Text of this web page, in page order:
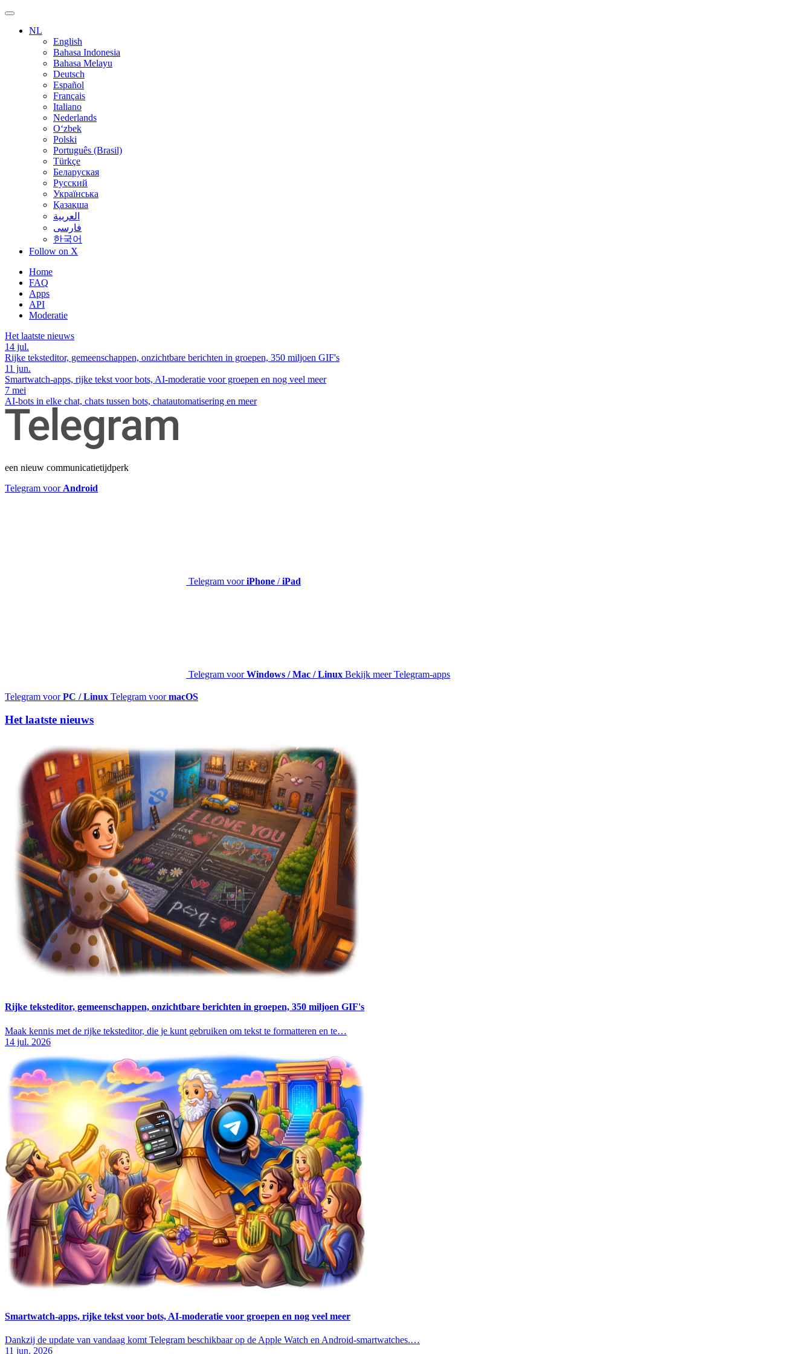
NL
English
Bahasa Indonesia
Bahasa Melayu
Deutsch
Español
Français
Italiano
Nederlands
O‘zbek
Polski
Português (Brasil)
Türkçe
Беларуская
Русский
Українська
Қазақша
العربية
فارسی
한국어
Follow on X
Home
FAQ
Apps
API
Moderatie
Het laatste nieuws
14 jul.
Rijke teksteditor, gemeenschappen, onzichtbare berichten in groepen, 350 miljoen GIF's
11 jun.
Smartwatch-apps, rijke tekst voor bots, AI-moderatie voor groepen en nog veel meer
7 mei
AI-bots in elke chat, chats tussen bots, chatautomatisering en meer
een nieuw communicatietijdperk
Telegram voor Android
Telegram vooriPhone /iPad
Telegram voorWindows / Mac / Linux Bekijk meer Telegram-apps
Telegram voorPC / Linux Telegram voormacOS
Het laatste nieuws
Rijke teksteditor, gemeenschappen, onzichtbare berichten in groepen, 350 miljoen GIF's
Maak kennis met de rijke teksteditor, die je kunt gebruiken om tekst te formatteren en te…
14 jul. 2026
Smartwatch-apps, rijke tekst voor bots, AI-moderatie voor groepen en nog veel meer
Dankzij de update van vandaag komt Telegram beschikbaar op de Apple Watch en Android-smartwatches.…
11 jun. 2026